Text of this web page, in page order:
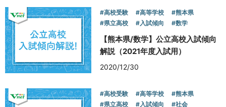
#高校受験 #高等学校
#熊本県
#県立高校
#入試傾向 #数学
【熊本県/数学】公立高校入試傾向
解説（2021年度入試用）
2020/12/30
#高校受験 #高等学校
#熊本県
#県立高校
#入試傾向 #社会